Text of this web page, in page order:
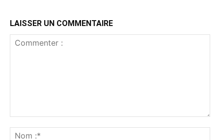
LAISSER UN COMMENTAIRE